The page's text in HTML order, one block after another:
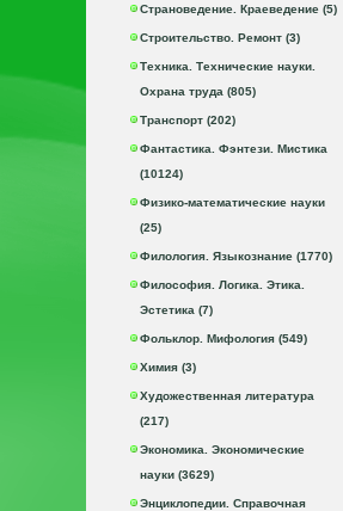
Страноведение. Краеведение (5)
Строительство. Ремонт (3)
Техника. Технические науки.
Охрана труда (805)
Транспорт (202)
Фантастика. Фэнтези. Мистика
(10124)
Физико-математические науки
(25)
Филология. Языкознание (1770)
Философия. Логика. Этика.
Эстетика (7)
Фольклор. Мифология (549)
Химия (3)
Художественная литература
(217)
Экономика. Экономические
науки (3629)
Энциклопедии. Справочная